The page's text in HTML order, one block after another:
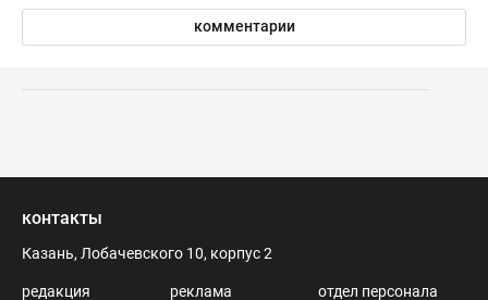
комментарии
контакты
Казань, Лобачевского 10, корпус 2
редакция
реклама
отдел персонала